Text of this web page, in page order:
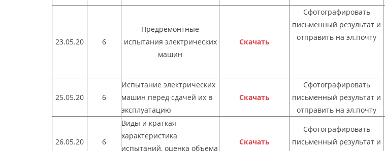
23.05.20 6
Предремонтные
испытания электрических
машин
Скачать
Сфотографировать
письменный результат и
отправить на эл.почту
25.05.20 6
Испытание электрических
машин перед сдачей их в
эксплуатацию
Скачать
Сфотографировать
письменный результат и
отправить на эл.почту
26.05.20 6
Виды и краткая
характеристика
испытаний, оценка объема
Скачать
Сфотографировать
письменный результат и